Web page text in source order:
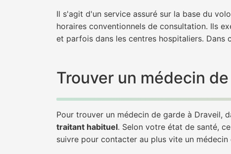
Il s'agit d'un service assuré sur la base du
horaires conventionnels de consultation. Ils
et parfois dans les centres hospitaliers.
Trouver un médecin
Pour trouver un médecin de garde à Draveil,
traitant habituel. Selon votre état de santé,
suivre pour contacter au plus vite un médecin